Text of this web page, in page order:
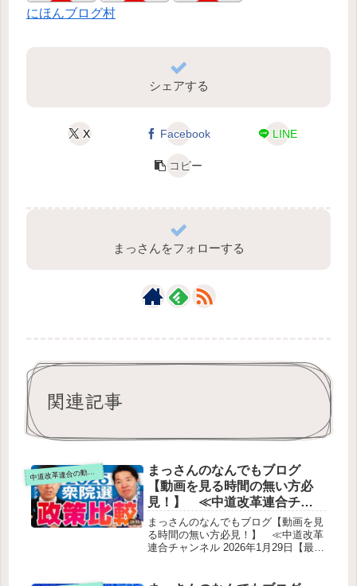
にほんブログ村
シェアする
X Facebook LINE
コピー
まっさんをフォローする
関連記事
中道改革連合の動画をテキスト要約
まっさんのなんでもブログ
【動画を見る時間の無い方必
見！】 ≪中道改革連合チャ
ンネル 2026年1月29日【最新
版】中道は何するの？衆院選
の政策を他党と比べて徹底解
まっさんのなんでもブログ【動画を見
る時間の無い方必見！】 ≪中道改革
連合チャンネル 2026年1月29日【最新